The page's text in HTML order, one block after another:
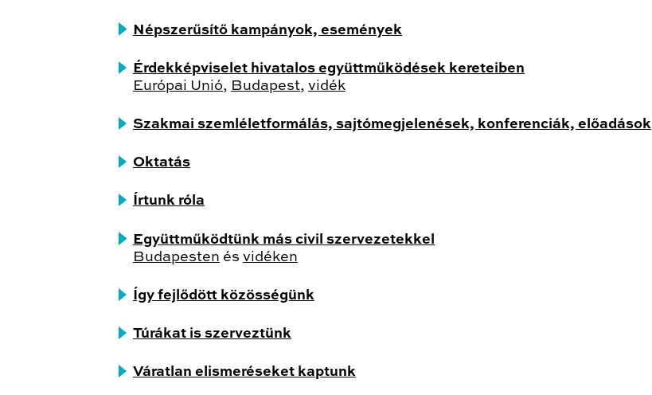
Népszerűsítő kampányok, események
Érdekképviselet hivatalos együttműködések kereteiben
Európai Unió, Budapest, vidék
Szakmai szemléletformálás, sajtómegjelenések, konferenciák, előadások
Oktatás
Írtunk róla
Együttműködtünk más civil szervezetekkel
Budapesten és vidéken
Így fejlődött közösségünk
Túrákat is szerveztünk
Váratlan elismeréseket kaptunk